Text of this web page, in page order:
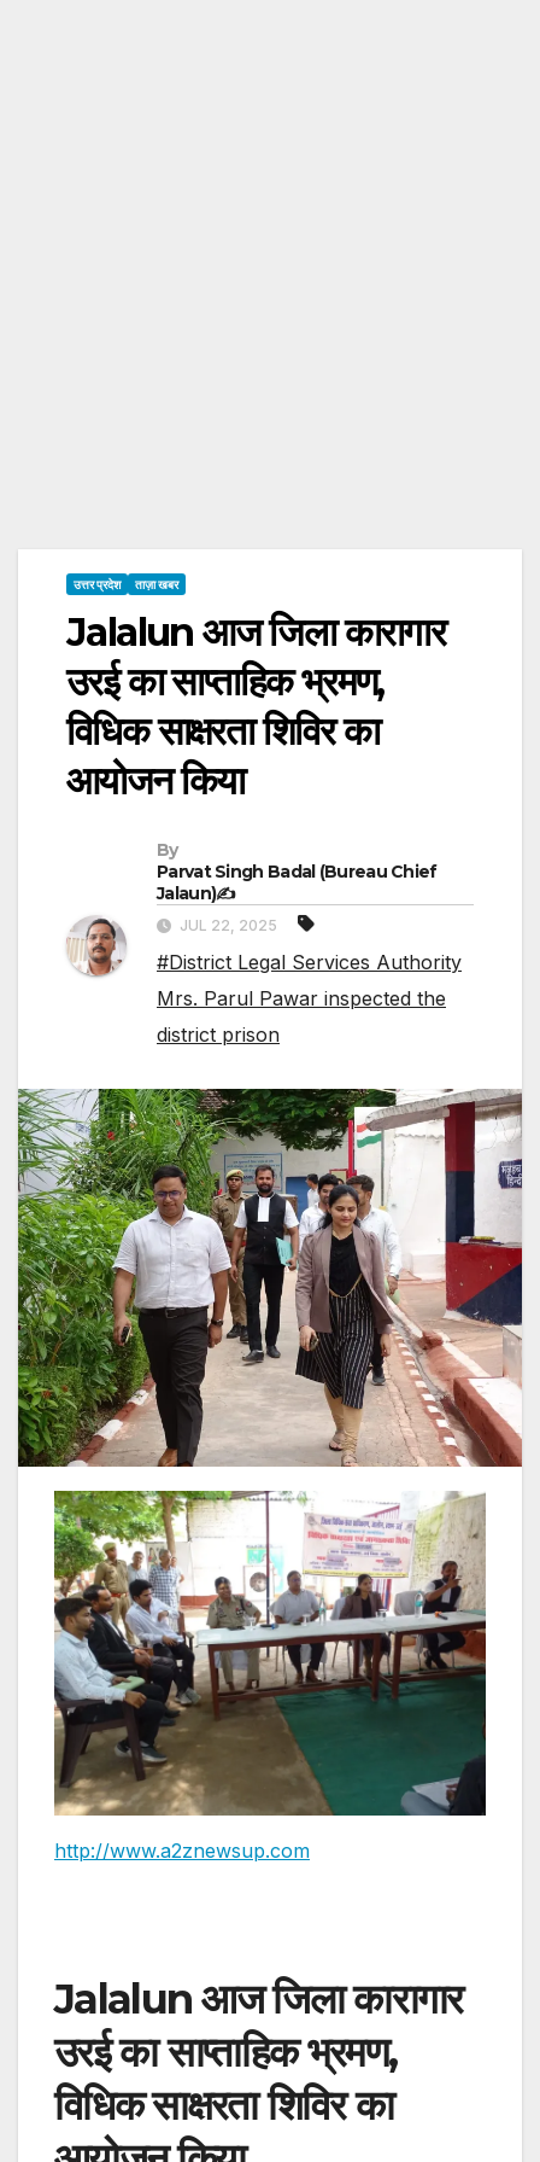
उत्तर प्रदेश ताज़ा खबर
Jalalun आज जिला कारागार
उरई का साप्ताहिक भ्रमण,
विधिक साक्षरता शिविर का
आयोजन किया
By
Parvat Singh Badal (Bureau Chief
Jalaun)✍️
JUL 22, 2025
#District Legal Services Authority
Mrs. Parul Pawar inspected the
district prison
http://www.a2znewsup.com
Jalalun आज जिला कारागार
उरई का साप्ताहिक भ्रमण,
विधिक साक्षरता शिविर का